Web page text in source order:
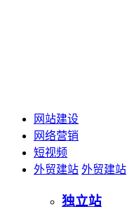
网站建设
网络营销
短视频
外贸建站 外贸建站
独立站